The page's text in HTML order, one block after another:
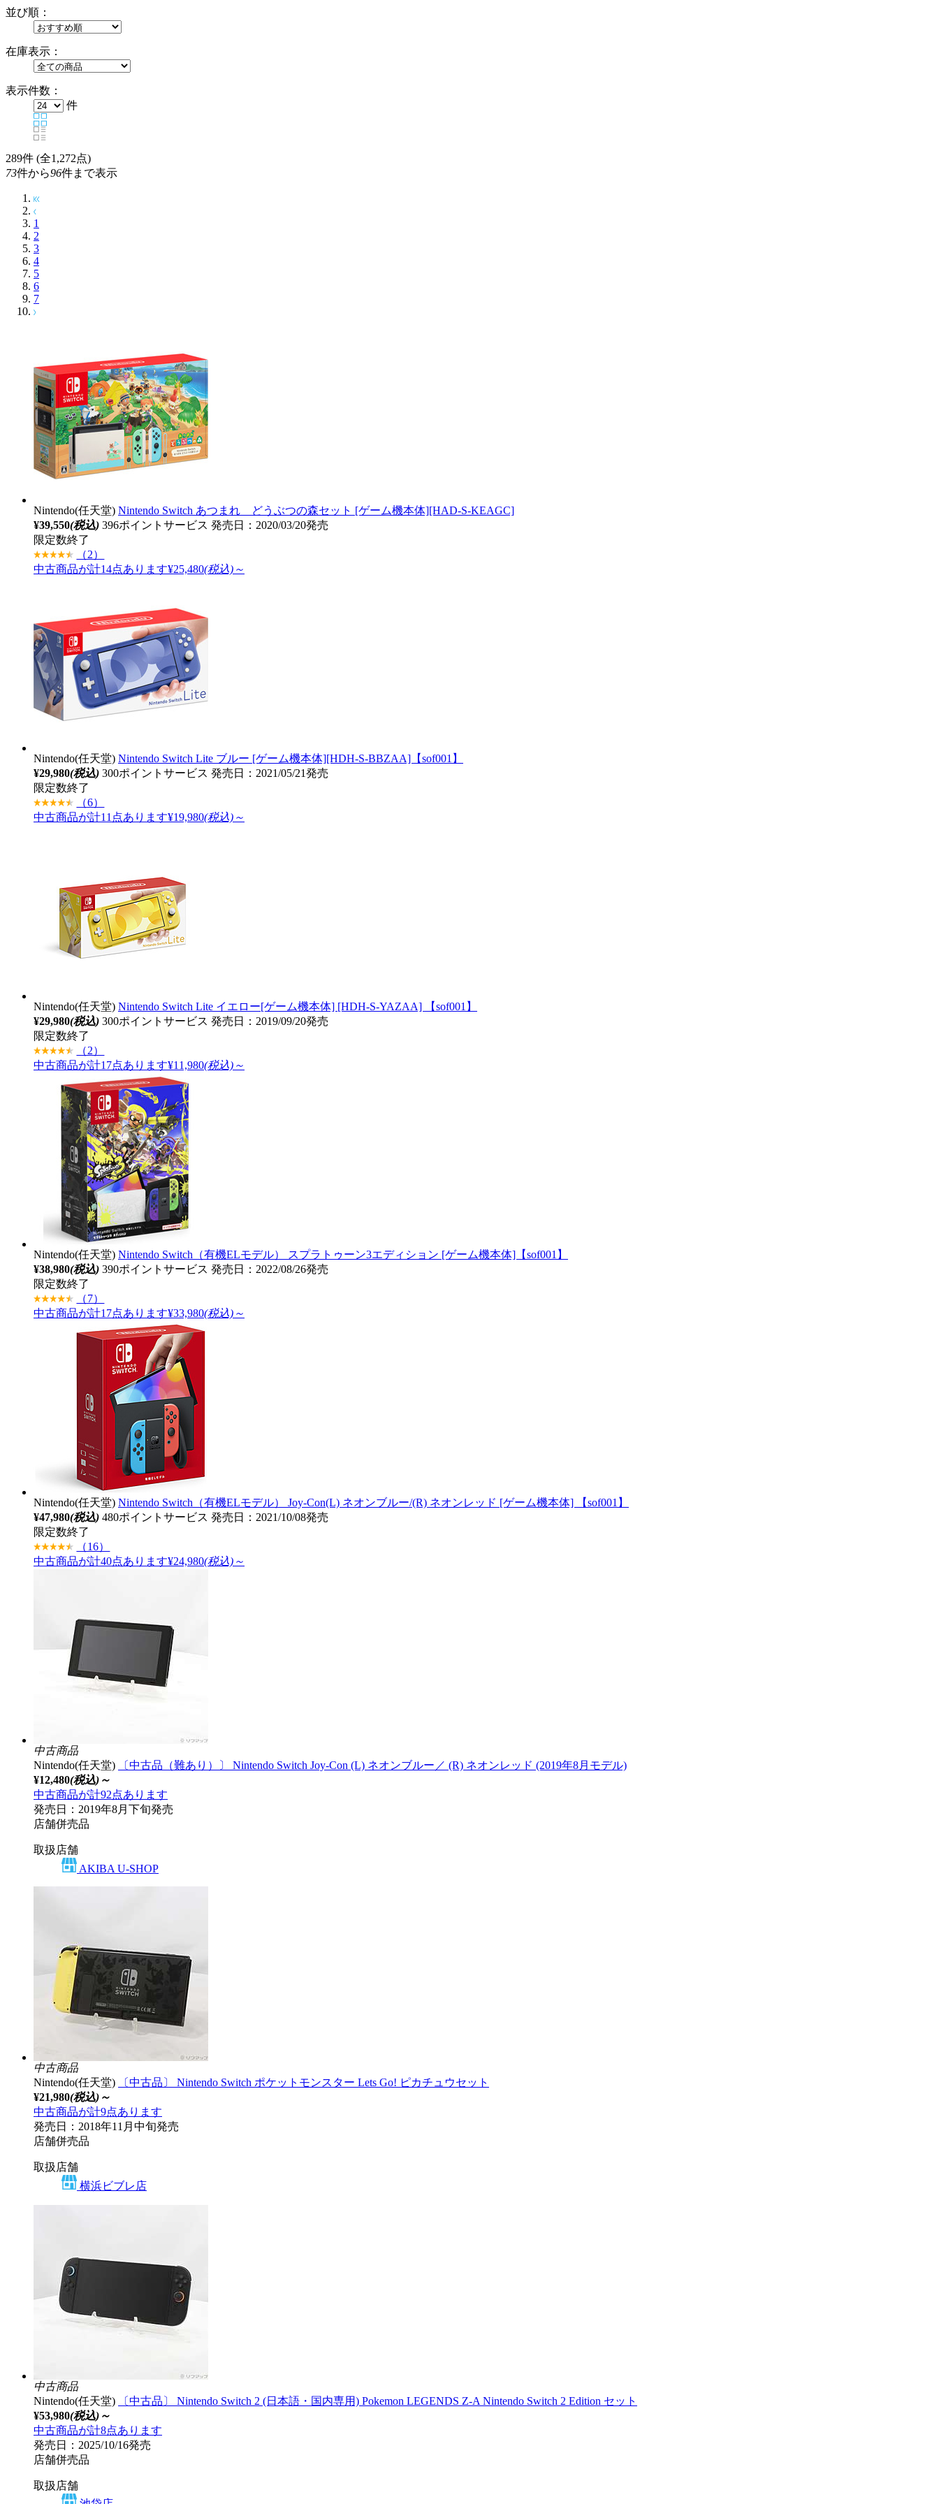
並び順：
在庫表示：
表示件数：
件
289件 (全1,272点)
73件から96件まで表示
1
2
3
4
5
6
7
Nintendo(任天堂) Nintendo Switch あつまれ どうぶつの森セット [ゲーム機本体][HAD-S-KEAGC]
¥39,550(税込) 396ポイントサービス 発売日：2020/03/20発売
限定数終了
（2）
中古商品が計14点あります¥25,480(税込)～
Nintendo(任天堂) Nintendo Switch Lite ブルー [ゲーム機本体][HDH-S-BBZAA]【sof001】
¥29,980(税込) 300ポイントサービス 発売日：2021/05/21発売
限定数終了
（6）
中古商品が計11点あります¥19,980(税込)～
Nintendo(任天堂) Nintendo Switch Lite イエロー[ゲーム機本体] [HDH-S-YAZAA] 【sof001】
¥29,980(税込) 300ポイントサービス 発売日：2019/09/20発売
限定数終了
（2）
中古商品が計17点あります¥11,980(税込)～
Nintendo(任天堂) Nintendo Switch（有機ELモデル） スプラトゥーン3エディション [ゲーム機本体]【sof001】
¥38,980(税込) 390ポイントサービス 発売日：2022/08/26発売
限定数終了
（7）
中古商品が計17点あります¥33,980(税込)～
Nintendo(任天堂) Nintendo Switch（有機ELモデル） Joy-Con(L) ネオンブルー/(R) ネオンレッド [ゲーム機本体] 【sof001】
¥47,980(税込) 480ポイントサービス 発売日：2021/10/08発売
限定数終了
（16）
中古商品が計40点あります¥24,980(税込)～
中古商品
Nintendo(任天堂)
〔中古品（難あり）〕 Nintendo Switch Joy-Con (L) ネオンブルー／ (R) ネオンレッド (2019年8月モデル)
¥12,480(税込)～
中古商品が計92点あります
発売日：2019年8月下旬発売
店舗併売品
取扱店舗
AKIBA U-SHOP
中古商品
Nintendo(任天堂)
〔中古品〕 Nintendo Switch ポケットモンスター Lets Go! ピカチュウセット
¥21,980(税込)～
中古商品が計9点あります
発売日：2018年11月中旬発売
店舗併売品
取扱店舗
横浜ビブレ店
中古商品
Nintendo(任天堂)
〔中古品〕 Nintendo Switch 2 (日本語・国内専用) Pokemon LEGENDS Z-A Nintendo Switch 2 Edition セット
¥53,980(税込)～
中古商品が計8点あります
発売日：2025/10/16発売
店舗併売品
取扱店舗